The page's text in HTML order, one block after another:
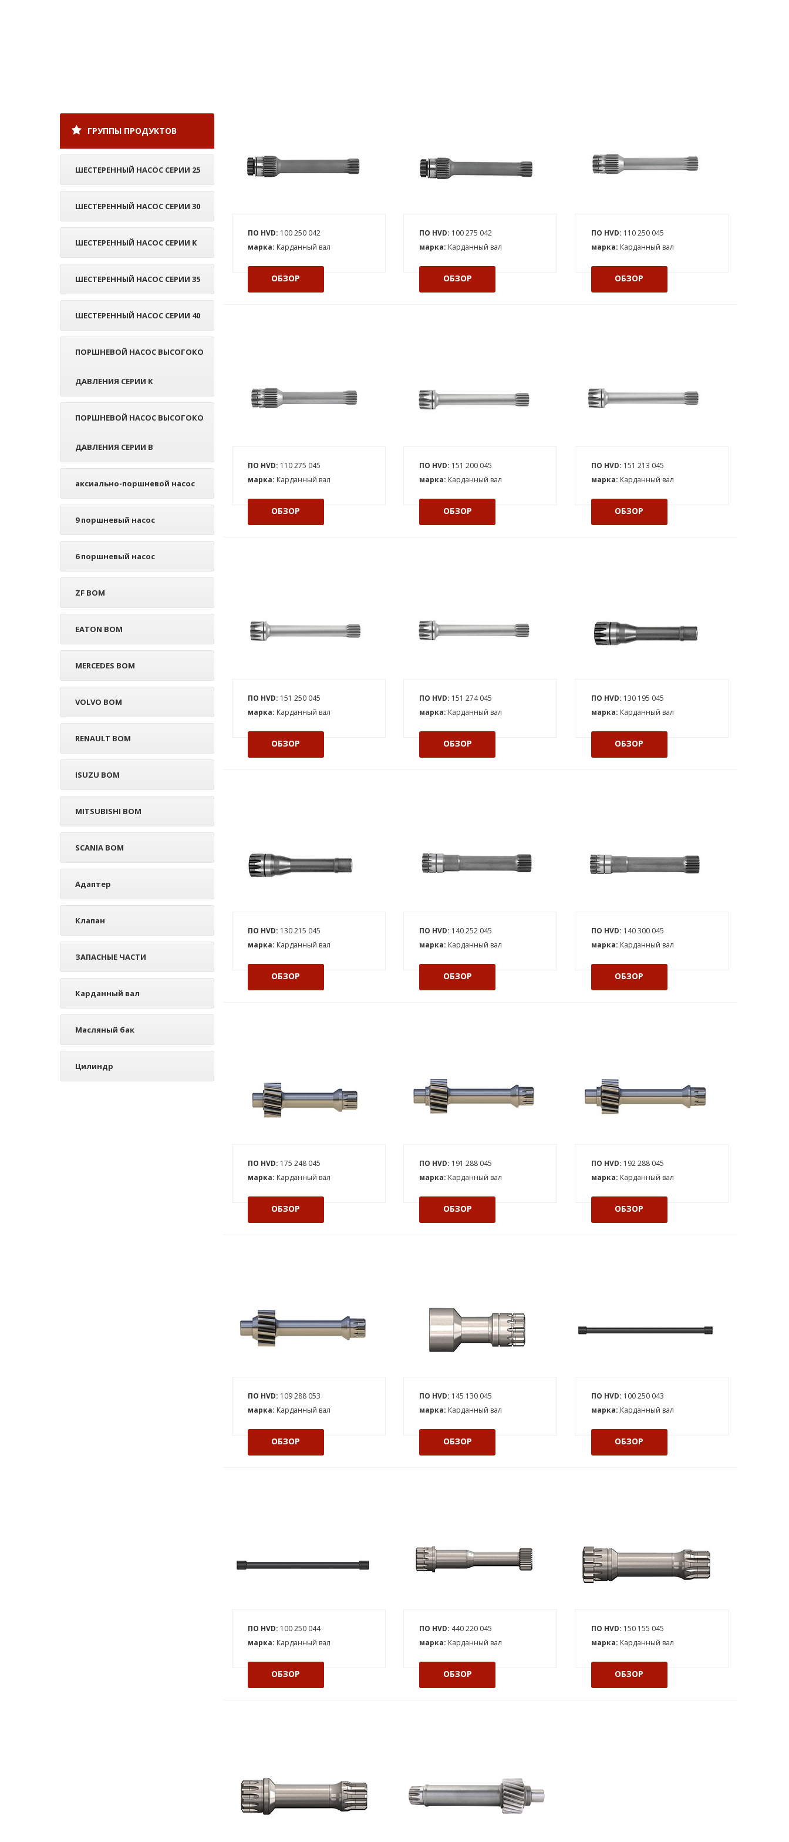
ГРУППЫ ПРОДУКТОВ
ШЕСТЕРЕННЫЙ НАСОС СЕРИИ 25
ШЕСТЕРЕННЫЙ НАСОС СЕРИИ 30
ШЕСТЕРЕННЫЙ НАСОС СЕРИИ K
ШЕСТЕРЕННЫЙ НАСОС СЕРИИ 35
ШЕСТЕРЕННЫЙ НАСОС СЕРИИ 40
ПОРШНЕВОЙ НАСОС ВЫСОГОКО
ДАВЛЕНИЯ СЕРИИ K
ПОРШНЕВОЙ НАСОС ВЫСОГОКО
ДАВЛЕНИЯ СЕРИИ В
аксиально-поршневой насос
9 поршневый насос
6 поршневый насос
ZF ВОМ
EATON ВОМ
MERCEDES ВОМ
VOLVO ВОМ
RENAULT ВОМ
ISUZU ВОМ
MITSUBISHI ВОМ
SCANIA ВОМ
Адаптер
Клапан
ЗАПАСНЫЕ ЧАСТИ
Карданный вал
Масляный бак
Цилиндр
ПО HVD: 100 250 042
марка: Карданный вал
ОБЗОР
ПО HVD: 100 275 042
марка: Карданный вал
ОБЗОР
ПО HVD: 110 250 045
марка: Карданный вал
ОБЗОР
ПО HVD: 110 275 045
марка: Карданный вал
ОБЗОР
ПО HVD: 151 200 045
марка: Карданный вал
ОБЗОР
ПО HVD: 151 213 045
марка: Карданный вал
ОБЗОР
ПО HVD: 151 250 045
марка: Карданный вал
ОБЗОР
ПО HVD: 151 274 045
марка: Карданный вал
ОБЗОР
ПО HVD: 130 195 045
марка: Карданный вал
ОБЗОР
ПО HVD: 130 215 045
марка: Карданный вал
ОБЗОР
ПО HVD: 140 252 045
марка: Карданный вал
ОБЗОР
ПО HVD: 140 300 045
марка: Карданный вал
ОБЗОР
ПО HVD: 175 248 045
марка: Карданный вал
ОБЗОР
ПО HVD: 191 288 045
марка: Карданный вал
ОБЗОР
ПО HVD: 192 288 045
марка: Карданный вал
ОБЗОР
ПО HVD: 109 288 053
марка: Карданный вал
ОБЗОР
ПО HVD: 145 130 045
марка: Карданный вал
ОБЗОР
ПО HVD: 100 250 043
марка: Карданный вал
ОБЗОР
ПО HVD: 100 250 044
марка: Карданный вал
ОБЗОР
ПО HVD: 440 220 045
марка: Карданный вал
ОБЗОР
ПО HVD: 150 155 045
марка: Карданный вал
ОБЗОР